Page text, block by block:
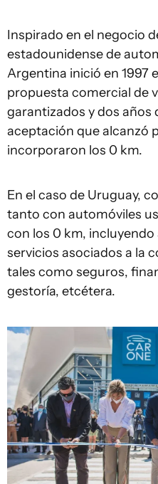
Inspirado en el negocio
estadounidense de
Argentina inició en 1997
propuesta comercial de
garantizados y dos años
aceptación que alcanzó
incorporaron los 0 km.
En el caso de Uruguay,
tanto con automóviles
con los 0 km,
servicios asociados a la
tales como seguros,
gestoría, etcétera.